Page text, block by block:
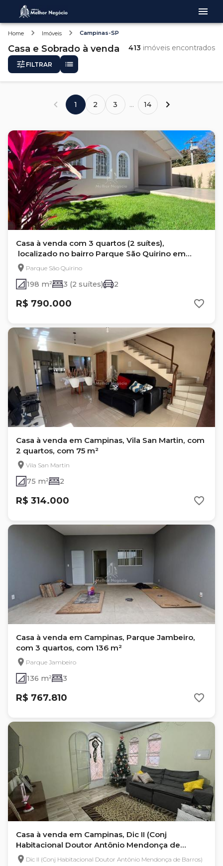
Home Imóveis Campinas-SP
Casa e Sobrado à venda 413 imóveis encontrados
FILTRAR
1 2 3 ... 14
Casa à venda com 3 quartos (2 suítes),
localizado no bairro Parque São Quirino em
Campinas/SP
Parque São Quirino
198 m² 3 (2 suítes) 2
R$ 790.000
Casa à venda em Campinas, Vila San Martin, com
2 quartos, com 75 m²
Vila San Martin
75 m² 2
R$ 314.000
Casa à venda em Campinas, Parque Jambeiro,
com 3 quartos, com 136 m²
Parque Jambeiro
136 m² 3
R$ 767.810
Casa à venda em Campinas, Dic II (Conj
Habitacional Doutor Antônio Mendonça de
Barros)
Dic II (Conj Habitacional Doutor Antônio Mendonça de Barros)